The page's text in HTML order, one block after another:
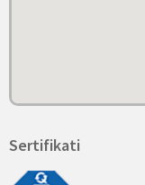
Sertifikati